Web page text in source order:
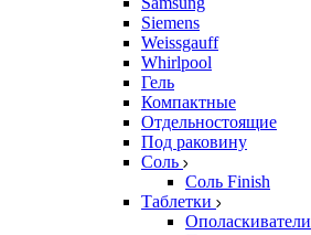
Siemens
Weissgauff
Whirlpool
Гель
Компактные
Отдельностоящие
Под раковину
Соль
Соль Finish
Таблетки
Ополаскиватели